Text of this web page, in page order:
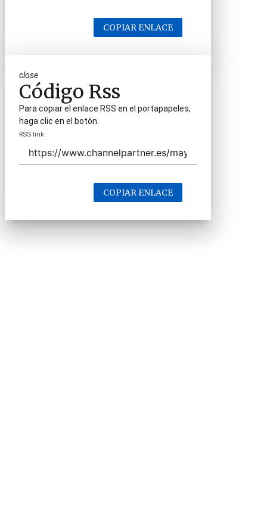
COPIAR ENLACE
close
Código Rss
Para copiar el enlace RSS en el portapapeles,
haga clic en el botón.
RSS link
COPIAR ENLACE